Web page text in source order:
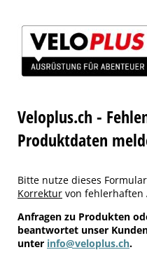
Veloplus.ch -
Produktdaten
Bitte nutze dieses Formular
Korrektur von fehlerhaften
Anfragen zu Produkten
beantwortet unser
unter info@veloplus.ch.